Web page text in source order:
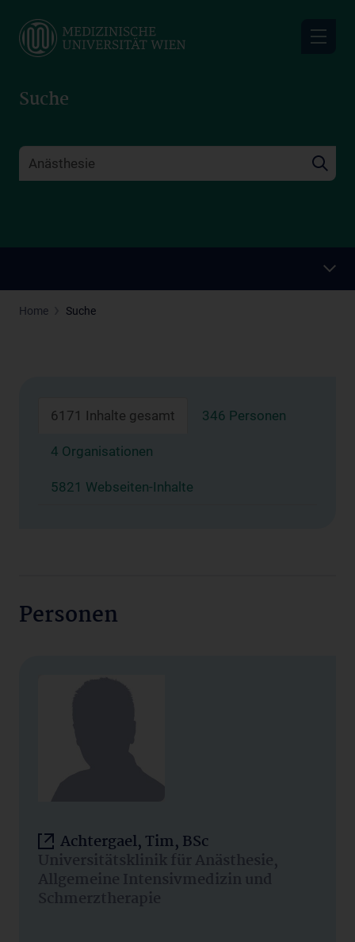
main
Suche
Home Suche
6171 Inhalte gesamt 346 Personen
4 Organisationen
5821 Webseiten-Inhalte
Personen
Achtergael, Tim, BSc
Universitätsklinik für Anästhesie,
Allgemeine Intensivmedizin und
Schmerztherapie